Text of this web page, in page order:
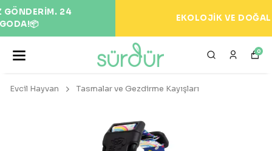
EKOLOJİK VE DOĞAL ÜRÜNLER 🌍
0
Evcil Hayvan Tasmalar ve Gezdirme Kayışları